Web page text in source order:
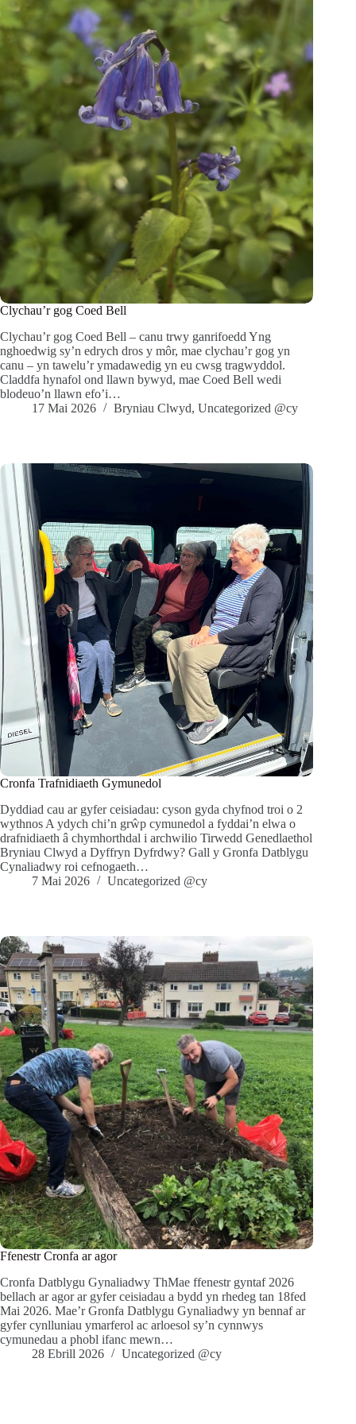
Clychau’r gog Coed Bell
Clychau’r gog Coed Bell – canu trwy ganrifoedd Yng
nghoedwig sy’n edrych dros y môr, mae clychau’r gog yn
canu – yn tawelu’r ymadawedig yn eu cwsg tragwyddol.
Claddfa hynafol ond llawn bywyd, mae Coed Bell wedi
blodeuo’n llawn efo’i…
17 Mai 2026
Bryniau Clwyd, Uncategorized @cy
Cronfa Trafnidiaeth Gymunedol
Dyddiad cau ar gyfer ceisiadau: cyson gyda chyfnod troi o 2
wythnos A ydych chi’n grŵp cymunedol a fyddai’n elwa o
drafnidiaeth â chymhorthdal ​​i archwilio Tirwedd Genedlaethol
Bryniau Clwyd a Dyffryn Dyfrdwy? Gall y Gronfa Datblygu
Cynaliadwy roi cefnogaeth…
7 Mai 2026
Uncategorized @cy
Ffenestr Cronfa ar agor
Cronfa Datblygu Gynaliadwy ThMae ffenestr gyntaf 2026
bellach ar agor ar gyfer ceisiadau a bydd yn rhedeg tan 18fed
Mai 2026. Mae’r Gronfa Datblygu Gynaliadwy yn bennaf ar
gyfer cynlluniau ymarferol ac arloesol sy’n cynnwys
cymunedau a phobl ifanc mewn…
28 Ebrill 2026
Uncategorized @cy